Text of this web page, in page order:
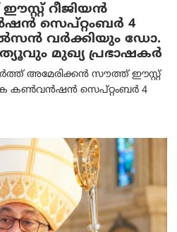
റീജിയൻ
സെപ്റ്റംബർ 4
വർക്കിയും ഡോ.
മുഖ്യ പ്രഭാഷകർ
അമേരിക്കൻ സൗത്ത് ഈസ്റ്റ്
കൺവൻഷൻ സെപ്റ്റംബർ 4